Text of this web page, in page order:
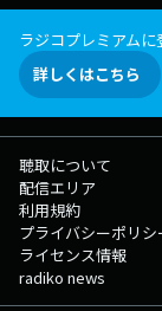
ラジコプレミアム
詳しくはこちら
聴取について
配信エリア
利用規約
プライバシーポリシ
ライセンス情報
radiko news